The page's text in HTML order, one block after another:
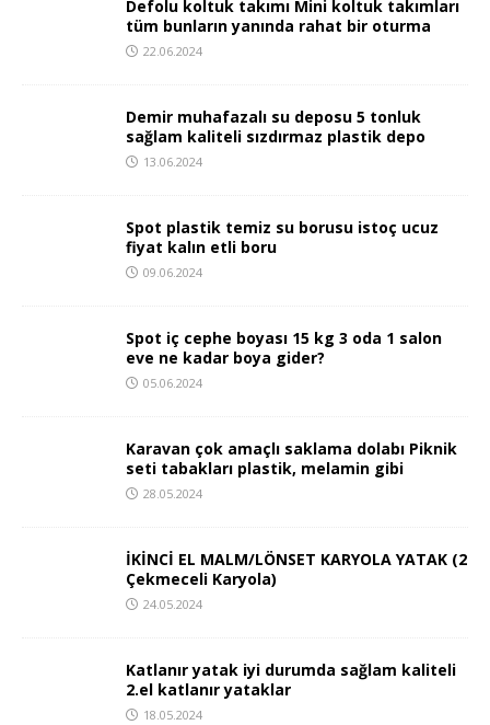
Defolu koltuk takımı Mini koltuk takımları
tüm bunların yanında rahat bir oturma
22.06.2024
Demir muhafazalı su deposu 5 tonluk
sağlam kaliteli sızdırmaz plastik depo
13.06.2024
Spot plastik temiz su borusu istoç ucuz
fiyat kalın etli boru
09.06.2024
Spot iç cephe boyası 15 kg 3 oda 1 salon
eve ne kadar boya gider?
05.06.2024
Karavan çok amaçlı saklama dolabı Piknik
seti tabakları plastik, melamin gibi
28.05.2024
İKİNCİ EL MALM/LÖNSET KARYOLA YATAK (2
Çekmeceli Karyola)
24.05.2024
Katlanır yatak iyi durumda sağlam kaliteli
2.el katlanır yataklar
18.05.2024